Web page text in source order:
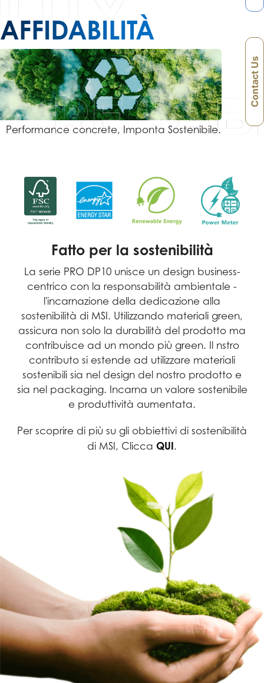
AFFIDABILITÀ
Performance concrete, Imponta Sostenibile.
Fatto per la sostenibilità
La serie PRO DP10 unisce un design business-
centrico con la responsabilità ambientale -
l'incarnazione della dedicazione alla
sostenibilità di MSI. Utilizzando materiali green,
assicura non solo la durabilità del prodotto ma
contribuisce ad un mondo più green. Il nstro
contributo si estende ad utilizzare materiali
sostenibili sia nel design del nostro prodotto e
sia nel packaging. Incarna un valore sostenibile
e produttività aumentata.
Per scoprire di più su gli obbiettivi di sostenibilità
di MSI, Clicca QUI.
Contact Us